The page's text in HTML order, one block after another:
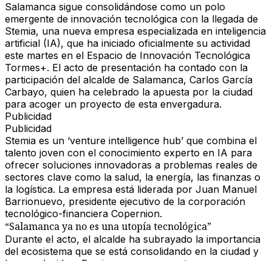
Salamanca sigue consolidándose como un polo
emergente de innovación tecnológica con la llegada de
Stemia, una nueva empresa especializada en inteligencia
artificial (IA), que ha iniciado oficialmente su actividad
este martes en el Espacio de Innovación Tecnológica
Tormes+. El acto de presentación ha contado con la
participación del alcalde de Salamanca, Carlos García
Carbayo, quien ha celebrado la apuesta por la ciudad
para acoger un proyecto de esta envergadura.
Publicidad
Publicidad
Stemia es un ‘venture intelligence hub’ que combina el
talento joven con el conocimiento experto en IA para
ofrecer soluciones innovadoras a problemas reales de
sectores clave como la salud, la energía, las finanzas o
la logística. La empresa está liderada por Juan Manuel
Barrionuevo, presidente ejecutivo de la corporación
tecnológico-financiera Copernion.
“Salamanca ya no es una utopía tecnológica”
Durante el acto, el alcalde ha subrayado la importancia
del ecosistema que se está consolidando en la ciudad y